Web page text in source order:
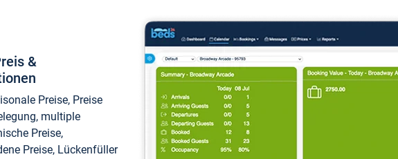
&
Preise, Preise
multiple
Preise,
Preise, Lückenfüller